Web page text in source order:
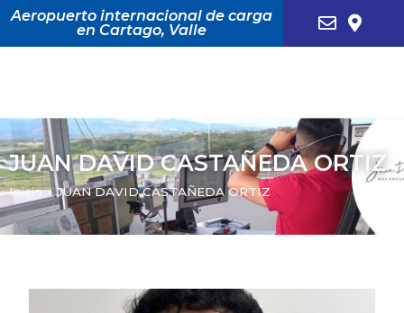
Aeropuerto internacional de carga
en Cartago, Valle
JUAN DAVID CASTAÑEDA ORTIZ
Inicio»JUAN DAVID CASTAÑEDA ORTIZ